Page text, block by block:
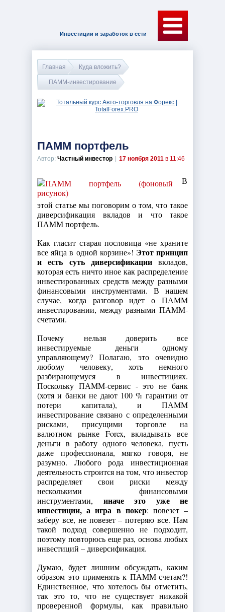
Инвестиции и заработок в сети
Главная Куда вложить?
ПАММ-инвестирование
ПАММ портфель
Автор: Частный инвестор 17 ноября 2011 в 11:46
В
этой статье мы поговорим о том, что такое
диверсификация вкладов и что такое
ПАММ портфель.
Как гласит старая пословица «не храните
все яйца в одной корзине»! Этот принцип
и есть суть диверсификациивкладов,
которая есть ничто иное как распределение
инвестированных средств между разными
финансовыми инструментами. В нашем
случае, когда разговор идет о ПАММ
инвестировании, между разными ПАММ-
счетами.
Почему нельзя доверить все
инвестируемые деньги одному
управляющему? Полагаю, это очевидно
любому человеку, хоть немного
разбирающемуся в инвестициях.
Поскольку ПАММ-сервис - это не банк
(хотя и банки не дают 100 % гарантии от
потери капитала), и ПАММ
инвестирование связано с определенными
рисками, присущими торговле на
валютном рынке Forex, вкладывать все
деньги в работу одного человека, пусть
даже профессионала, мягко говоря, не
разумно. Любого рода инвестиционная
деятельность строится на том, что инвестор
распределяет свои риски между
несколькими финансовыми
инструментами, иначе это уже не
инвестиции, а игра в покер: повезет –
заберу все, не повезет – потеряю все. Нам
такой подход совершенно не подходит,
поэтому повторюсь еще раз, основа любых
инвестиций – диверсификация.
Думаю, будет лишним обсуждать, каким
образом это применять к ПАММ-счетам?!
Единственное, что хотелось бы отметить,
так это то, что не существует никакой
проверенной формулы, как правильно